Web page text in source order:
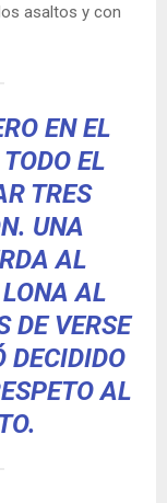
asaltos y con
EN EL
EL
TRES
UNA
AL
AL
DE VERSE
DECIDIDO
AL